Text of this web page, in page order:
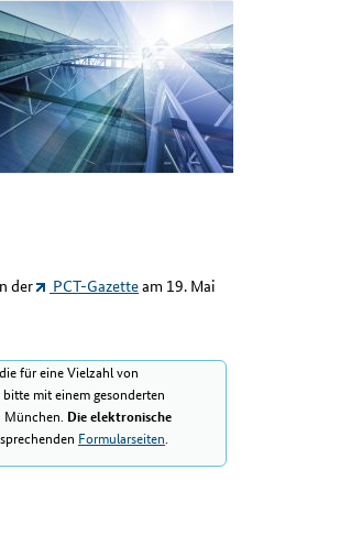
der
PCT-Gazetteam 19. Mai
für eine Vielzahl von
bitte mit einem gesonderten
München. Die elektronische
Formularseiten.